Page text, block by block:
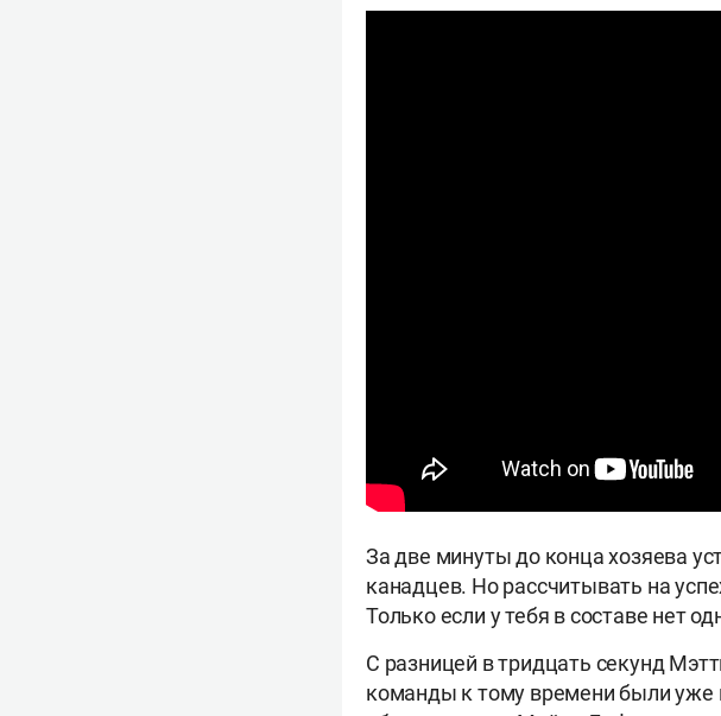
За две минуты до конца хозяева
канадцев. Но рассчитывать на
Только если у тебя в составе нет
С разницей в тридцать секунд
команды к тому времени были уже